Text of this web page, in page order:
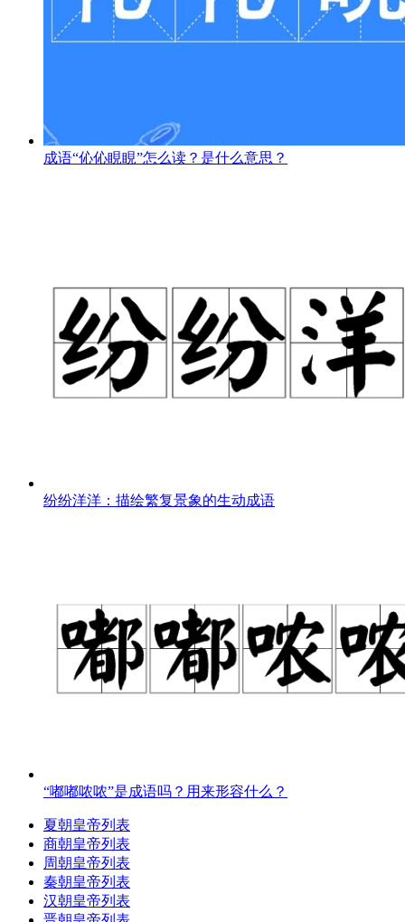
成语“伈伈睍睍”怎么读？是什么意思？
纷纷洋洋：描绘繁复景象的生动成语
“嘟嘟哝哝”是成语吗？用来形容什么？
夏朝皇帝列表
商朝皇帝列表
周朝皇帝列表
秦朝皇帝列表
汉朝皇帝列表